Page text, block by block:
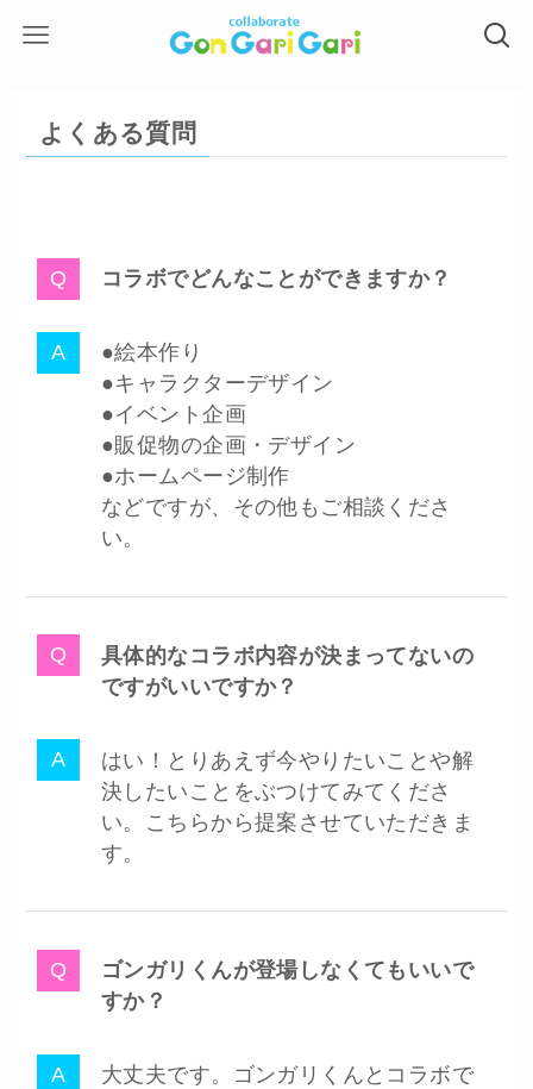
よくある質問
コラボでどんなことができますか？
●絵本作り
●キャラクターデザイン
●イベント企画
●販促物の企画・デザイン
●ホームページ制作
などですが、その他もご相談くださ
い。
具体的なコラボ内容が決まってないの
ですがいいですか？
はい！とりあえず今やりたいことや解
決したいことをぶつけてみてくださ
い。こちらから提案させていただきま
す。
ゴンガリくんが登場しなくてもいいで
すか？
大丈夫です。ゴンガリくんとコラボで